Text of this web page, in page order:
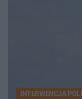
INTERWENCJA